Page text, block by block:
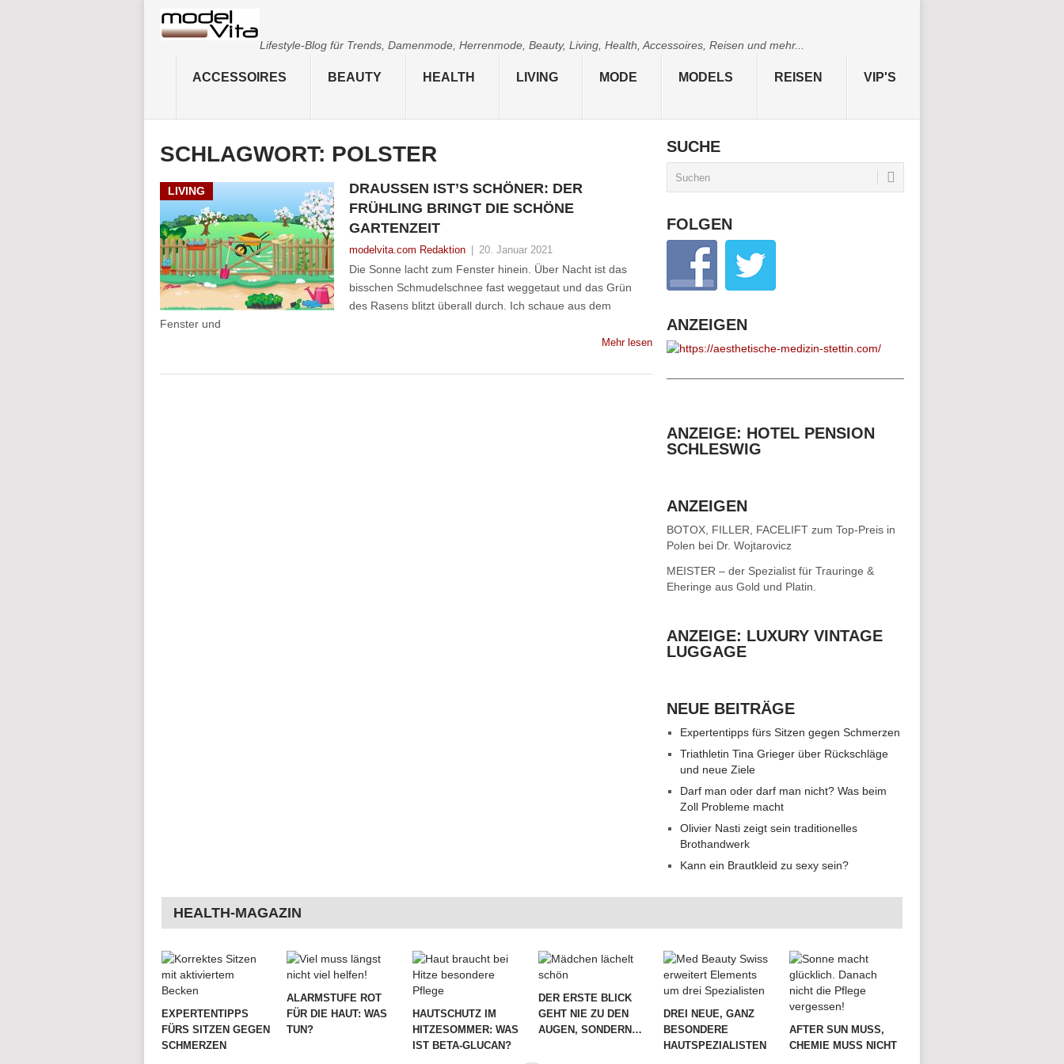
Lifestyle-Blog für Trends, Damenmode, Herrenmode, Beauty, Living, Health, Accessoires, Reisen und mehr...
ACCESSOIRES BEAUTY HEALTH LIVING MODE MODELS REISEN VIP'S
SCHLAGWORT: POLSTER
LIVING
DRAUSSEN IST’S SCHÖNER: DER F
RÜHLING BRINGT DIE SCHÖNE G
ARTENZEIT
modelvita.com Redaktion 20. Januar 2021
Die Sonne lacht zum Fenster hinein. Über Nacht ist das
bisschen Schmudelschnee fast weggetaut und das Grün
des Rasens blitzt überall durch. Ich schaue aus dem
Fenster und
Mehr lesen
SUCHE
FOLGEN
ANZEIGEN
ANZEIGE: HOTEL PENSION
SCHLESWIG
ANZEIGEN
BOTOX, FILLER, FACELIFT zum Top-Preis in
Polen bei Dr. Wojtarovicz
MEISTER – der Spezialist für Trauringe &
Eheringe aus Gold und Platin.
ANZEIGE: LUXURY VINTAGE
LUGGAGE
NEUE BEITRÄGE
Expertentipps fürs Sitzen gegen Schmerzen
Triathletin Tina Grieger über Rückschläge
und neue Ziele
Darf man oder darf man nicht? Was beim
Zoll Probleme macht
Olivier Nasti zeigt sein traditionelles
Brothandwerk
Kann ein Brautkleid zu sexy sein?
HEALTH-MAGAZIN
EXPERTENTIPPS
FÜRS SITZEN GEGEN
SCHMERZEN
ALARMSTUFE ROT
FÜR DIE HAUT: WAS
TUN?
HAUTSCHUTZ IM
HITZESOMMER: WAS
IST BETA-GLUCAN?
DER ERSTE BLICK
GEHT NIE ZU DEN
AUGEN, SONDERN…
DREI NEUE, GANZ
BESONDERE
HAUTSPEZIALISTEN
AFTER SUN MUSS,
CHEMIE MUSS NICHT